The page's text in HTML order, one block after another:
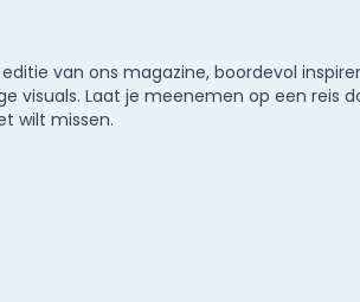
van ons magazine, boordevol
visuals. Laat je meenemen op een reis
wilt missen.